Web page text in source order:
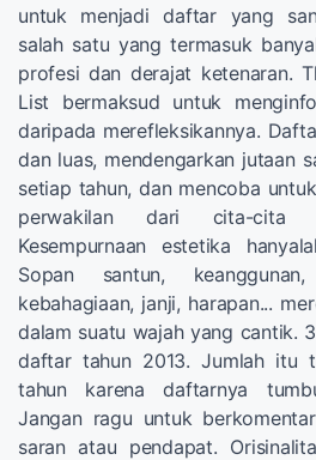
untuk menjadi daftar yang
salah satu yang termasuk
profesi dan derajat ketenaran.
List bermaksud untuk
daripada merefleksikannya.
dan luas, mendengarkan jutaan
setiap tahun, dan mencoba
perwakilan dari cita-cita
Kesempurnaan estetika
Sopan santun,
kebahagiaan, janji, harapan...
dalam suatu wajah yang cantik.
daftar tahun 2013. Jumlah itu
tahun karena daftarnya
Jangan ragu untuk
saran atau pendapat.